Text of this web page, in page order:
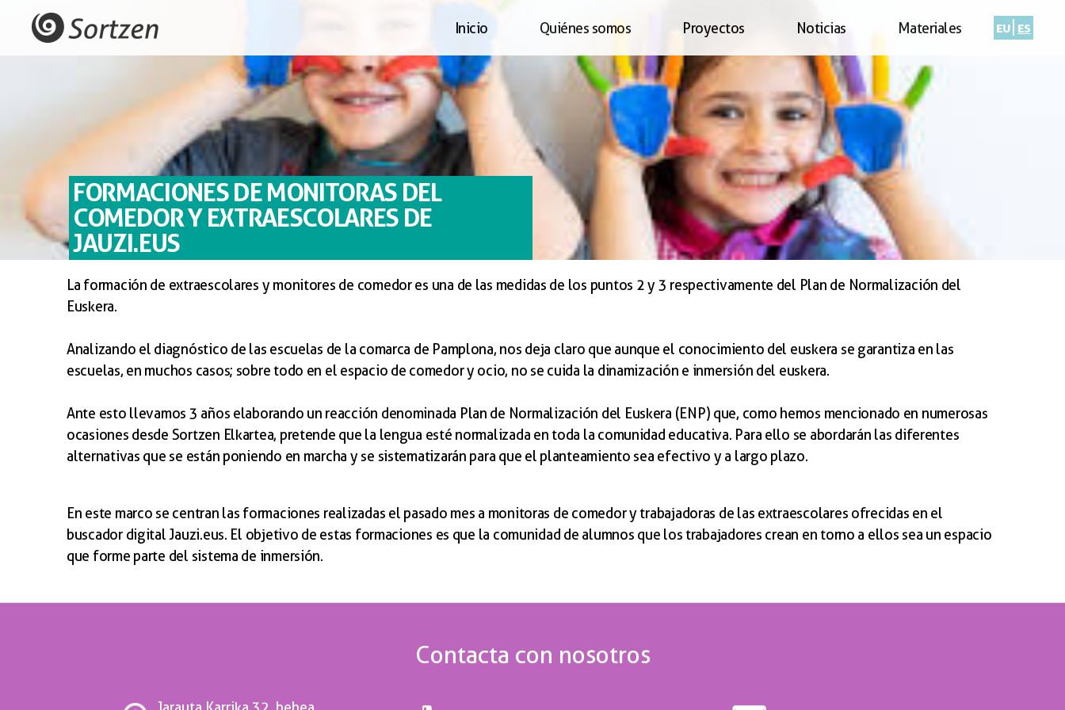
Inicio Quiénes somos Proyectos Noticias Materiales eu es
FORMACIONES DE MONITORAS DEL
COMEDOR Y EXTRAESCOLARES DE
JAUZI.EUS
La formación de extraescolares y monitores de comedor es una de las medidas de los puntos 2 y 3 respectivamente del Plan de Normalización del
Euskera.
Analizando el diagnóstico de las escuelas de la comarca de Pamplona, nos deja claro que aunque el conocimiento del euskera se garantiza en las
escuelas, en muchos casos; sobre todo en el espacio de comedor y ocio, no se cuida la dinamización e inmersión del euskera.
Ante esto llevamos 3 años elaborando un reacción denominada Plan de Normalización del Euskera (ENP) que, como hemos mencionado en numerosas
ocasiones desde Sortzen Elkartea, pretende que la lengua esté normalizada en toda la comunidad educativa. Para ello se abordarán las diferentes
alternativas que se están poniendo en marcha y se sistematizarán para que el planteamiento sea efectivo y a largo plazo.
En este marco se centran las formaciones realizadas el pasado mes a monitoras de comedor y trabajadoras de las extraescolares ofrecidas en el
buscador digital Jauzi.eus. El objetivo de estas formaciones es que la comunidad de alumnos que los trabajadores crean en torno a ellos sea un espacio
que forme parte del sistema de inmersión.
Contacta con nosotros